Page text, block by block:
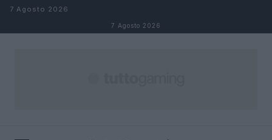
Salta al contenuto
7 Agosto 2026
7 Agosto 2026